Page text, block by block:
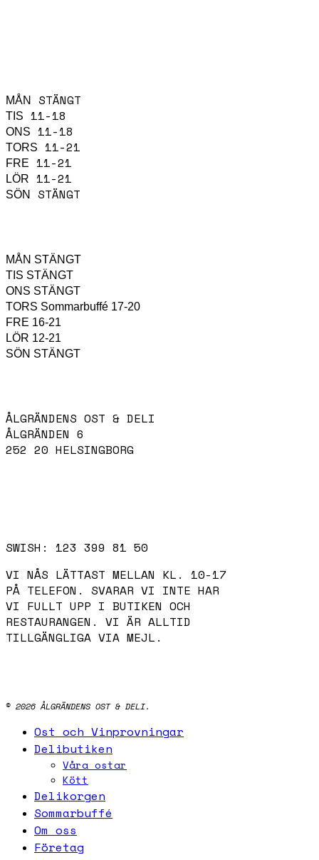
MÅN STÄNGT
TIS 11-18
ONS 11-18
TORS 11-21
FRE 11-21
LÖR 11-21
SÖN STÄNGT
MÅN STÄNGT
TIS STÄNGT
ONS STÄNGT
TORS Sommarbuffé 17-20
FRE 16-21
LÖR 12-21
SÖN STÄNGT
ÅLGRÄNDENS OST & DELI
ÅLGRÄNDEN 6
252 20 HELSINGBORG
SWISH: 123 399 81 50
VI NÅS LÄTTAST MELLAN KL. 10-17
PÅ TELEFON. SVARAR VI INTE HAR
VI FULLT UPP I BUTIKEN OCH
RESTAURANGEN. VI ÄR ALLTID
TILLGÄNGLIGA VIA MEJL.
© 2026 ÅLGRÄNDENS OST & DELI.
Close
Ost och Vinprovningar
Delibutiken
Våra ostar
Kött
Delikorgen
Sommarbuffé
Om oss
Företag